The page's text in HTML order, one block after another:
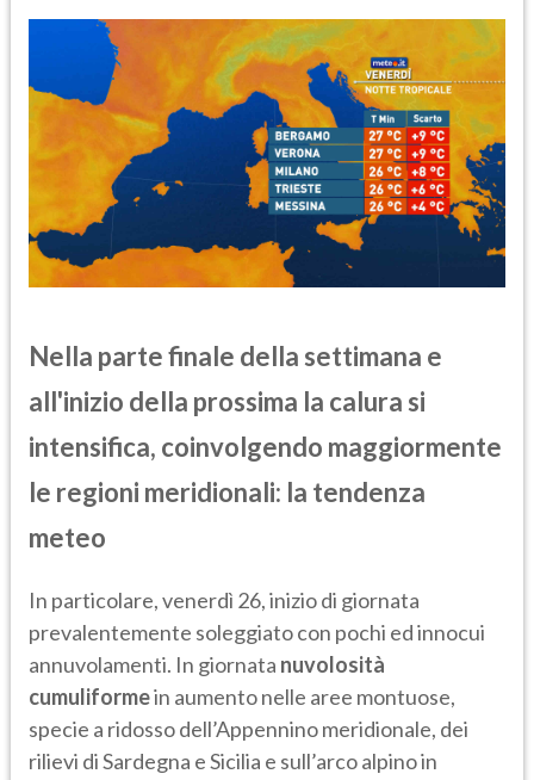
Nella parte finale della settimana e
all'inizio della prossima la calura si
intensifica, coinvolgendo maggiormente
le regioni meridionali: la tendenza
meteo
In particolare, venerdì 26, inizio di giornata
prevalentemente soleggiato con pochi ed innocui
annuvolamenti. In giornata nuvolosità
cumuliformein aumento nelle aree montuose,
specie a ridosso dell’Appennino meridionale, dei
rilievi di Sardegna e Sicilia e sull’arco alpino in